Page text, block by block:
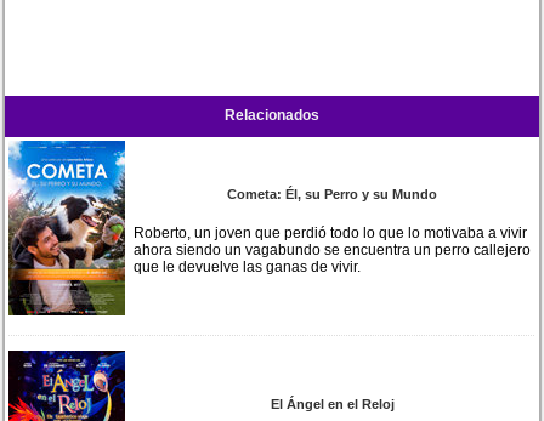
Relacionados
Cometa: Él, su Perro y su Mundo
Roberto, un joven que perdió todo lo que lo motivaba a vivir
ahora siendo un vagabundo se encuentra un perro callejero
que le devuelve las ganas de vivir.
El Ángel en el Reloj